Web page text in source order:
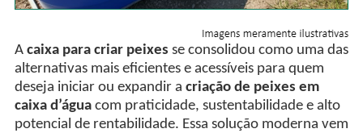
A caixa para criar peixes se consolidou como uma das
alternativas mais eficientes e acessíveis para quem
deseja iniciar ou expandir a criação de peixes em
caixa d’águacom praticidade, sustentabilidade e alto
potencial de rentabilidade. Essa solução moderna vem